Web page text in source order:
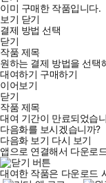
이미 구매한 작품입니다.
보기 닫기
결제 방법 선택
닫기
작품 제목
원하는 결제 방법을 선택
대여하기 구매하기
이어보기
닫기
작품 제목
대여 기간이 만료되었습
다음화를 보시겠습니까?
다음화 보기 다시 보기
앱으로 연결해서 다운로
대여한 작품은 다운로드